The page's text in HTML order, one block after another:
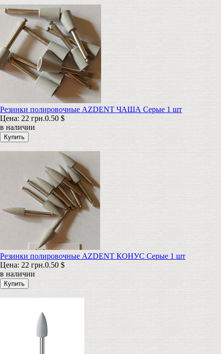
Резинки полировочные AZDENT ЧАША Серые 1 шт
Цена:22 грн.0.50 $
в наличии
Резинки полировочные AZDENT КОНУС Серые 1 шт
Цена:22 грн.0.50 $
в наличии